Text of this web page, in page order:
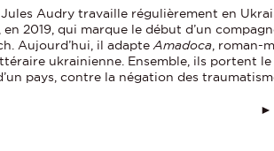
Jules Audry travaille régulièrement en
, en 2019, qui marque le début d’un
Aujourd’hui, il adapteAmadoca , roman-
ukrainienne. Ensemble, ils portent
pays, contre la négation des
►